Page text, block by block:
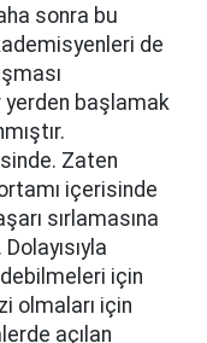
sonra bu
de
yerden başlamak
Zaten
içerisinde
sırlamasına
için
olmaları için
açılan